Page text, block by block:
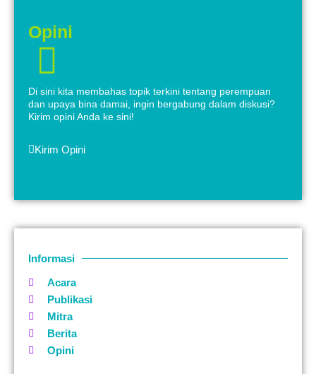
Opini
Di sini kita membahas topik terkini tentang perempuan
dan upaya bina damai, ingin bergabung dalam diskusi?
Kirim opini Anda ke sini!
Kirim Opini
Informasi
Acara
Publikasi
Mitra
Berita
Opini